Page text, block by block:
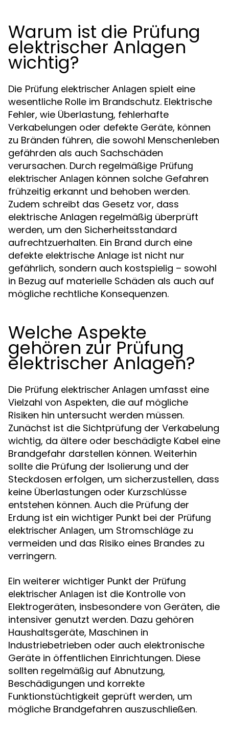
Warum ist die Prüfung
elektrischer Anlagen
wichtig?
Die Prüfung elektrischer Anlagen spielt eine
wesentliche Rolle im Brandschutz. Elektrische
Fehler, wie Überlastung, fehlerhafte
Verkabelungen oder defekte Geräte, können
zu Bränden führen, die sowohl Menschenleben
gefährden als auch Sachschäden
verursachen. Durch regelmäßige Prüfung
elektrischer Anlagen können solche Gefahren
frühzeitig erkannt und behoben werden.
Zudem schreibt das Gesetz vor, dass
elektrische Anlagen regelmäßig überprüft
werden, um den Sicherheitsstandard
aufrechtzuerhalten. Ein Brand durch eine
defekte elektrische Anlage ist nicht nur
gefährlich, sondern auch kostspielig – sowohl
in Bezug auf materielle Schäden als auch auf
mögliche rechtliche Konsequenzen.
Welche Aspekte
gehören zur Prüfung
elektrischer Anlagen?
Die Prüfung elektrischer Anlagen umfasst eine
Vielzahl von Aspekten, die auf mögliche
Risiken hin untersucht werden müssen.
Zunächst ist die Sichtprüfung der Verkabelung
wichtig, da ältere oder beschädigte Kabel eine
Brandgefahr darstellen können. Weiterhin
sollte die Prüfung der Isolierung und der
Steckdosen erfolgen, um sicherzustellen, dass
keine Überlastungen oder Kurzschlüsse
entstehen können. Auch die Prüfung der
Erdung ist ein wichtiger Punkt bei der Prüfung
elektrischer Anlagen, um Stromschläge zu
vermeiden und das Risiko eines Brandes zu
verringern.
Ein weiterer wichtiger Punkt der Prüfung
elektrischer Anlagen ist die Kontrolle von
Elektrogeräten, insbesondere von Geräten, die
intensiver genutzt werden. Dazu gehören
Haushaltsgeräte, Maschinen in
Industriebetrieben oder auch elektronische
Geräte in öffentlichen Einrichtungen. Diese
sollten regelmäßig auf Abnutzung,
Beschädigungen und korrekte
Funktionstüchtigkeit geprüft werden, um
mögliche Brandgefahren auszuschließen.